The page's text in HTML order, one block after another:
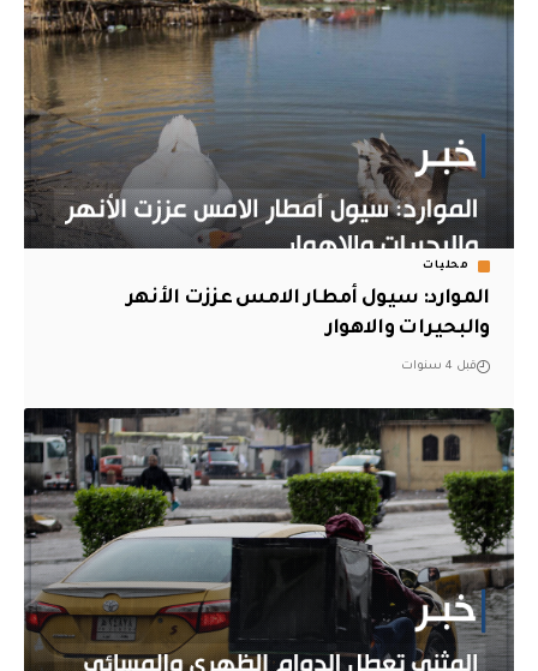
محليات
الموارد: سيول أمطار الامس عززت الأنهر
والبحيرات والاهوار
قبل 4 سنوات